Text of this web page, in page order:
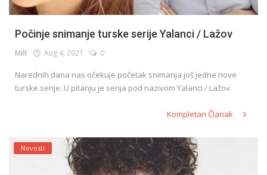
Počinje snimanje turske serije Yalanci / Lažov
Milt Aug 4, 2021 0
Narednih dana nas očekuje početak snimanja još jedne nove
turske serije. U pitanju je serija pod nazivom Yalanci / Lažov.
Kompletan Članak
Novosti